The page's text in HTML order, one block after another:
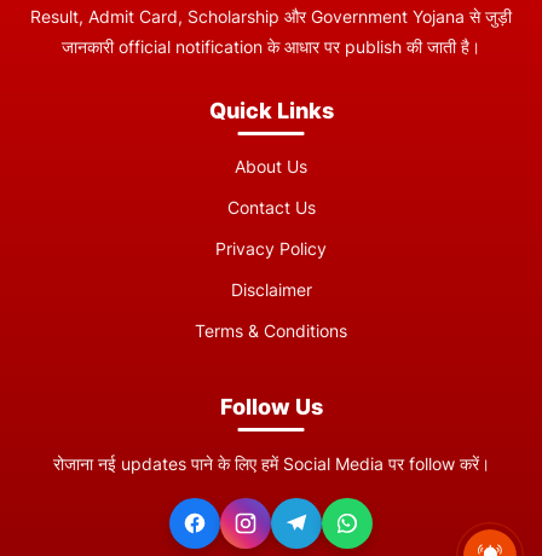
Result, Admit Card, Scholarship और Government Yojana से जुड़ी
जानकारी official notification के आधार पर publish की जाती है।
Quick Links
About Us
Contact Us
Privacy Policy
Disclaimer
Terms & Conditions
Follow Us
रोजाना नई updates पाने के लिए हमें Social Media पर follow करें।
VKSU PG Admission 2026-28